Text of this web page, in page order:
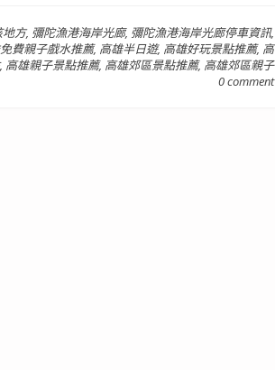
地方, 彌陀漁港海岸光廊, 彌陀漁港海岸光廊停車資訊,
費親子戲水推薦, 高雄半日遊, 高雄好玩景點推薦, 高
, 高雄親子景點推薦, 高雄郊區景點推薦, 高雄郊區親子
0 comment